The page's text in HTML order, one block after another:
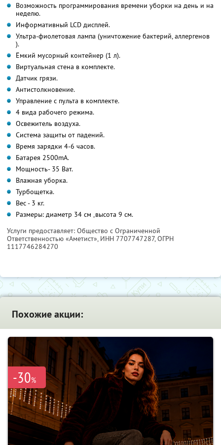
Возможность программирования времени уборки на день и на
неделю.
Информативный LCD дисплей.
Ультра-фиолетовая лампа (уничтожение бактерий, аллергенов
).
Ёмкий мусорный контейнер (1 л).
Виртуальная стена в комплекте.
Датчик грязи.
Антистолкновение.
Управление с пульта в комплекте.
4 вида рабочего режима.
Освежитель воздуха.
Система защиты от падений.
Время зарядки 4-6 часов.
Батарея 2500mA.
Мощность- 35 Ват.
Влажная уборка.
Турбощетка.
Вес - 3 кг.
Размеры: диаметр 34 см ,высота 9 см.
Услуги предоставляет: Общество с Ограниченной
Ответственностью «Аметист», ИНН 7707747287, ОГРН
1117746284270
Похожие акции:
-30%